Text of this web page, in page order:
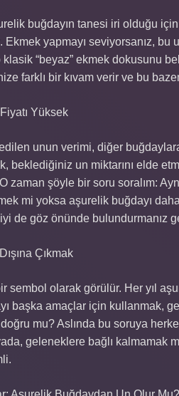
buğdayın tanesi iri olduğu
Ekmek yapmayı seviyorsanız,
klasik “beyaz” ekmek dokusunu
farklı bir kıvam verir ve bu
Yüksek
unun verimi, diğer
beklediğiniz un miktarını elde
zaman şöyle bir soru soralım:
mi yoksa aşurelik buğdayı
de göz önünde bulundurmanız
Çıkmak
sembol olarak görülür. Her yıl
başka amaçlar için kullanmak,
mu? Aslında bu soruya
geleneklere bağlı kalmamak